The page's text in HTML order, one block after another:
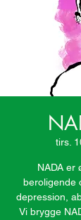
tirs.
NADA er
beroligende
depression,
Vi brygge